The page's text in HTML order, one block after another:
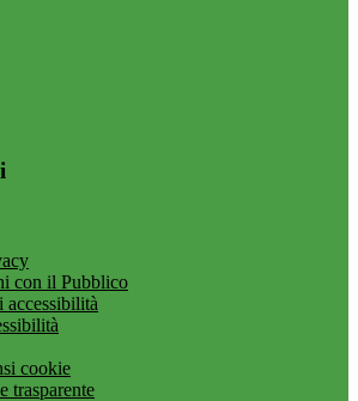
con il Pubblico
cookie
trasparente